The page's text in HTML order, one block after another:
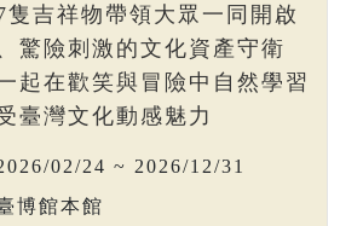
吉祥物帶領大眾一同開啟
驚險刺激的文化資產守衛
起在歡笑與冒險中自然學習
臺灣文化動感魅力
02/24 ~ 2026/12/31
博館本館